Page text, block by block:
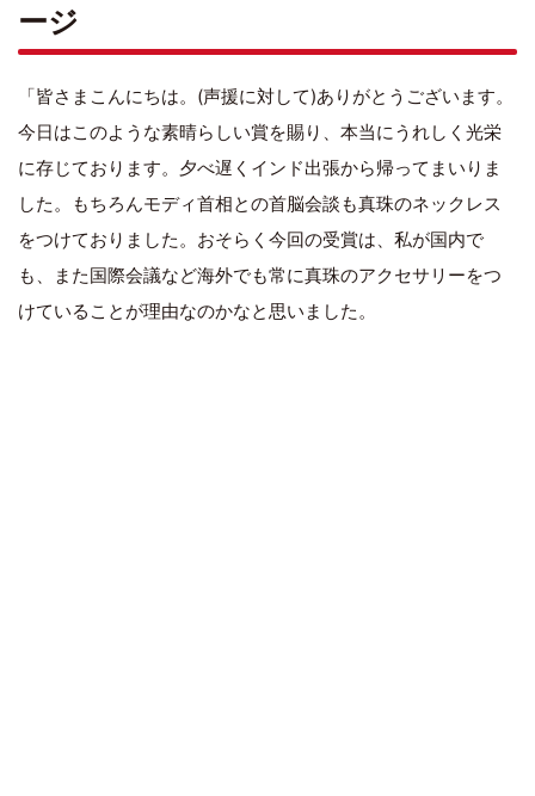
ージ
「皆さまこんにちは。(声援に対して)ありがとうございます。
今日はこのような素晴らしい賞を賜り、本当にうれしく光栄
に存じております。夕べ遅くインド出張から帰ってまいりま
した。もちろんモディ首相との首脳会談も真珠のネックレス
をつけておりました。おそらく今回の受賞は、私が国内で
も、また国際会議など海外でも常に真珠のアクセサリーをつ
けていることが理由なのかなと思いました。